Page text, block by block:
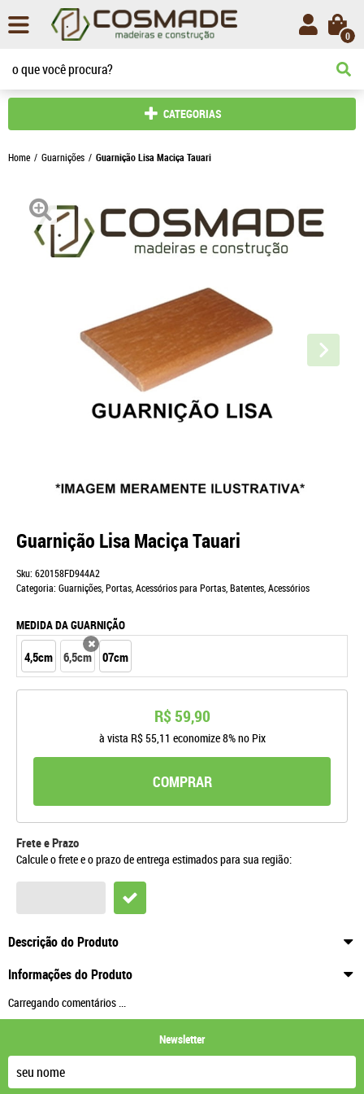
0
CATEGORIAS
Home Guarnições Guarnição Lisa Maciça Tauari
Guarnição Lisa Maciça Tauari
Sku: 620158FD944A2
Categoria: Guarnições,Portas,Acessórios para Portas,Batentes,Acessórios
MEDIDA DA GUARNIÇÃO
4,5cm 6,5cm
x 07cm
R$ 59,90
à vista R$ 55,11 economize8%no Pix
COMPRAR
Frete e Prazo
Calcule o frete e o prazo de entrega estimados para sua região:
Descrição do Produto
Informações do Produto
Carregando comentários ...
Newsletter